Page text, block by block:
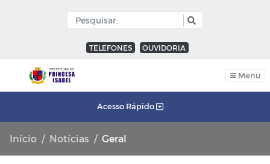
TELEFONES OUVIDORIA
Menu
Acesso Rápido
Início Notícias Geral